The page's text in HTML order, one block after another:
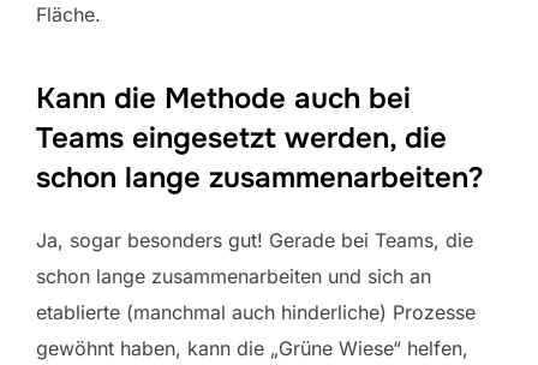
Fläche.
Kann die Methode auch bei
Teams eingesetzt werden, die
schon lange zusammenarbeiten?
Ja, sogar besonders gut! Gerade bei Teams, die
schon lange zusammenarbeiten und sich an
etablierte (manchmal auch hinderliche) Prozesse
gewöhnt haben, kann die „Grüne Wiese“ helfen,